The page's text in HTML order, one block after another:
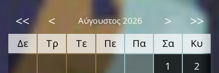
<< < Αύγουστος 2026 > >>
Δε Τρ Τε Πε Πα Σα
Κυ
1
2